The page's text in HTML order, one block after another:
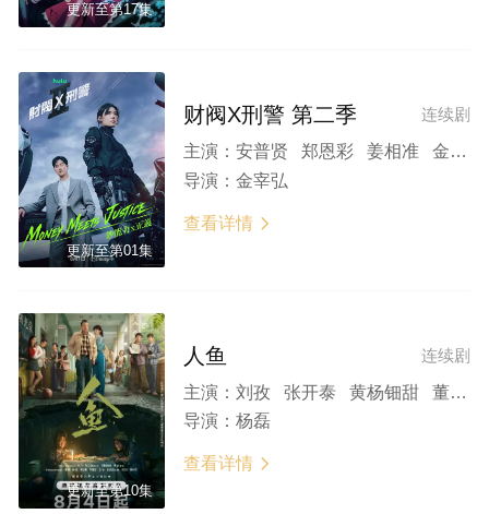
更新至第17集
更新至第01集
连续剧
财阀X刑警 第二季
主演： 安普贤 郑恩彩 姜相准 金伸比 俞承豪
导演： 金宰弘
查看详情 
更新至第10集
连续剧
人鱼
主演： 刘孜 张开泰 黄杨钿甜 董勇 张帆 陈创 何思甜 张棪琰 罗海琼 是安 赵健
导演： 杨磊
查看详情 